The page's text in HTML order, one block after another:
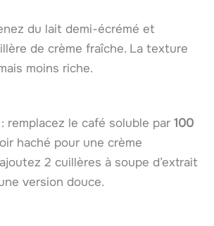
du lait demi-écrémé et
de crème fraîche. La texture
moins riche.
: remplacez le café soluble par 100
haché pour une crème
2 cuillères à soupe d’extrait
version douce.